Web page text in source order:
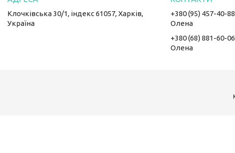
Клочківська 30/1, індекс 61057, Харків,
Україна
+380 (95) 457-40-88
Олена
+380 (68) 881-60-06
Олена